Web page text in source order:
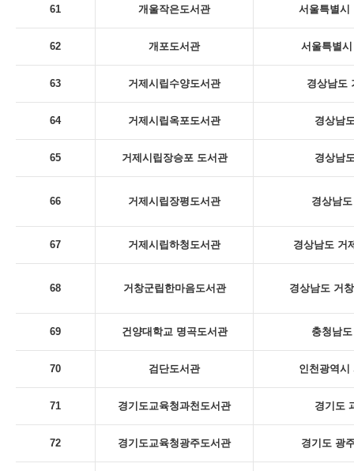
61 개울작은도서관 서울특별시
62 개포도서관 서울특별
63 거제시립수양도서관 경상남도
64 거제시립옥포도서관 경상남
65 거제시립장승포 도서관 경상남
66 거제시립장평도서관 경상남
67 거제시립하청도서관 경상남도 거
68 거창군립한마음도서관 경상남도 거
69 건양대학교 명곡도서관 충청남
70 검단도서관 인천광역시
71 경기도교육청과천도서관 경기도
72 경기도교육청광주도서관 경기도 광